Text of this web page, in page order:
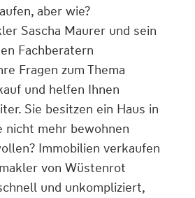
aber wie?
Sascha Maurer und sein
Fachberatern
Fragen zum Thema
und helfen Ihnen
Sie besitzen ein Haus in
nicht mehr bewohnen
Immobilien verkaufen
von Wüstenrot
und unkompliziert,